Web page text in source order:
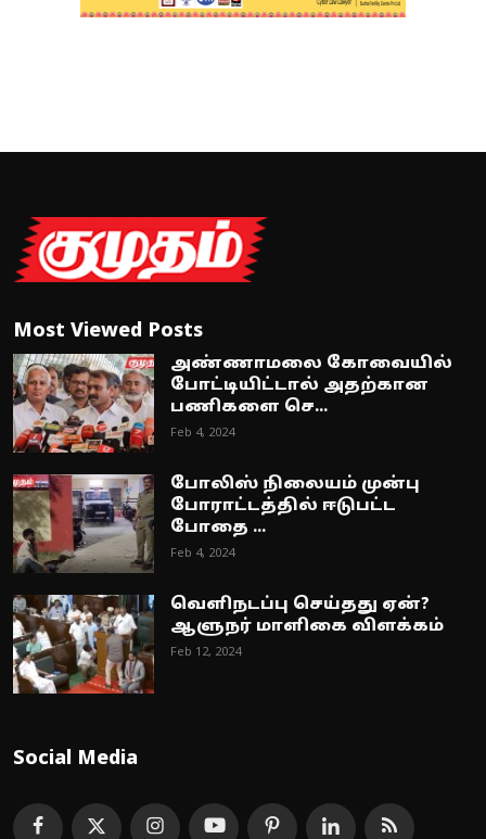
Most Viewed Posts
அண்ணாமலை கோவையில்
போட்டியிட்டால் அதற்கான
பணிகளை செ...
Feb 4, 2024
போலிஸ் நிலையம் முன்பு
போராட்டத்தில் ஈடுபட்ட
போதை ...
Feb 4, 2024
வெளிநடப்பு செய்தது ஏன்?
ஆளுநர் மாளிகை விளக்கம்
Feb 12, 2024
Social Media